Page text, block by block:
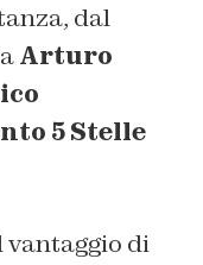
dal
Arturo
5 Stelle
vantaggio di